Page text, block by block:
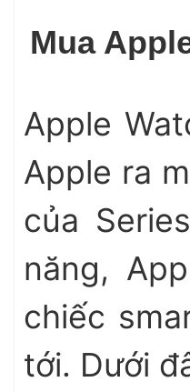
Mua
Apple
Apple ra
của
năng,
chiếc
tới. Dưới